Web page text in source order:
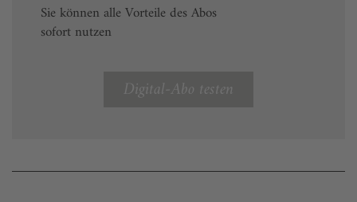
Sie können alle Vorteile des Abos
sofort nutzen
Digital-Abo testen